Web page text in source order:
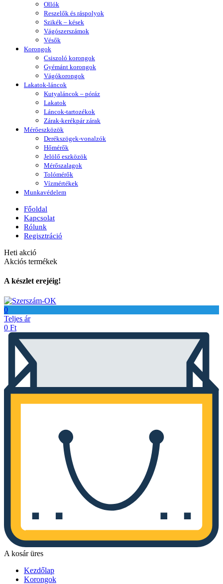
Ollók
Reszelők és ráspolyok
Szikék – kések
Vágószerszámok
Vésők
Korongok
Csiszoló korongok
Gyémánt korongok
Vágókorongok
Lakatok-láncok
Kutyaláncok – póráz
Lakatok
Láncok-tartozékok
Zárak-kerékpár zárak
Mérőeszközök
Derékszögek-vonalzók
Hőmérők
Jelölő eszközök
Mérőszalagok
Tolómérők
Vízmértékek
Munkavédelem
Főoldal
Kapcsolat
Rólunk
Regisztráció
Heti akció
Akciós termékek
A készlet erejéig!
0
Teljes ár
0 Ft
A kosár üres
Kezdőlap
Korongok